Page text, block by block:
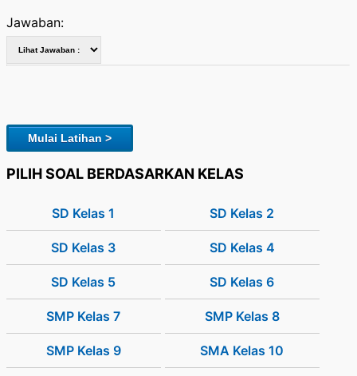
Jawaban:
Mulai Latihan >
PILIH SOAL BERDASARKAN KELAS
SD Kelas 1 SD Kelas 2
SD Kelas 3 SD Kelas 4
SD Kelas 5 SD Kelas 6
SMP Kelas 7 SMP Kelas 8
SMP Kelas 9 SMA Kelas 10